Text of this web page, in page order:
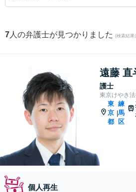
7 人の弁護士が見つかりました (検索結果
遠藤 直
護士
東京けやき
東
京
都
|
練
馬
区
個人再生